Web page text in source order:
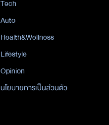
Tech
Auto
Health&Wellness
Lifestyle
Opinion
นโยบายการเป็นส่วนตัว